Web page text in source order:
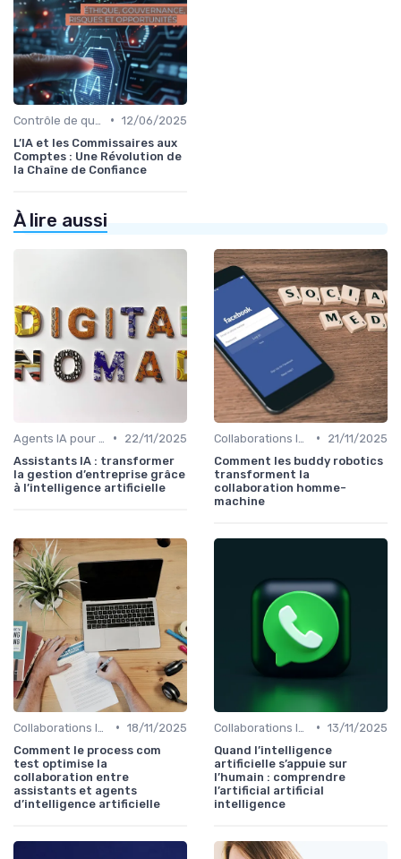
• 12/06/2025
L’IA et les Commissaires aux
Comptes : Une Révolution de
la Chaîne de Confiance
À lire aussi
•
22/11/2025
Assistants IA : transformer
la gestion d’entreprise grâce
à l’intelligence artificielle
•
21/11/2025
Comment les buddy robotics
transforment la
collaboration homme-
machine
• 18/11/2025
Comment le process com
test optimise la
collaboration entre
assistants et agents
d’intelligence artificielle
• 13/11/2025
Quand l’intelligence
artificielle s’appuie sur
l’humain : comprendre
l’artificial artificial
intelligence